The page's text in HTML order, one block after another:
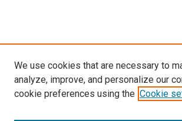
We use cookies that are necessary to
analyze, improve, and personalize our
cookie preferences using the Cookie